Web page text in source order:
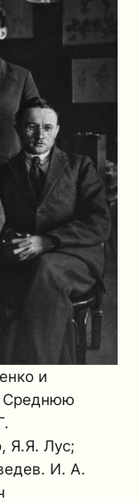
и
Среднюю
Я.Я. Лус;
И. А.